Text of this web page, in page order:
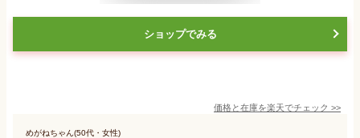
ショップでみる
価格と在庫を楽天でチェック >>
めがねちゃん(50代・女性)